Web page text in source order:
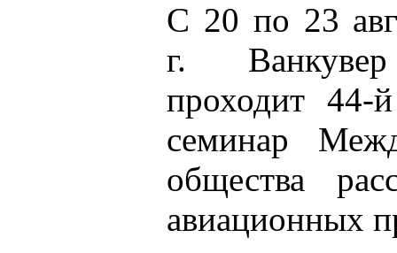
С 20 по 23
г.
проходит 44-
семинар
общества
авиационных